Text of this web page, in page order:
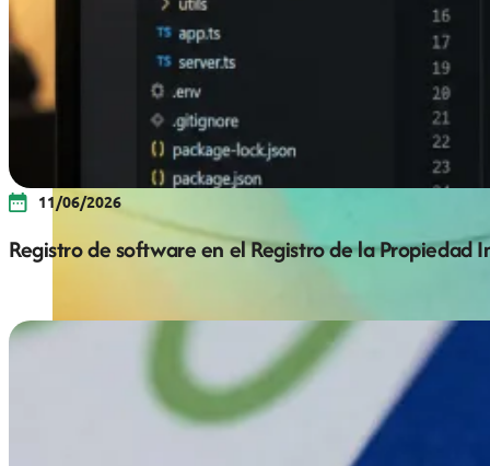
11/06/2026
Registro de software en el Registro de la